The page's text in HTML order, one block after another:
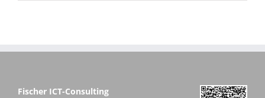
Fischer ICT-Consulting